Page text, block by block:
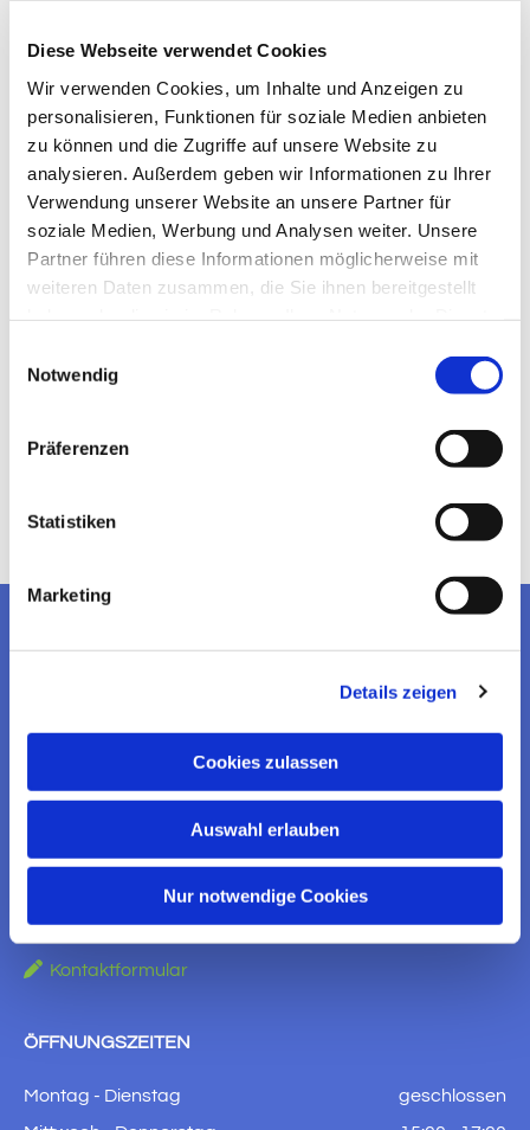
Diese Webseite verwendet Cookies
Wir verwenden Cookies, um Inhalte und Anzeigen zu
personalisieren, Funktionen für soziale Medien anbieten
zu können und die Zugriffe auf unsere Website zu
analysieren. Außerdem geben wir Informationen zu Ihrer
Verwendung unserer Website an unsere Partner für
soziale Medien, Werbung und Analysen weiter. Unsere
Partner führen diese Informationen möglicherweise mit
weiteren Daten zusammen, die Sie ihnen bereitgestellt
Notwendig
Präferenzen
Statistiken
Marketing
Details zeigen
Cookies zulassen
Auswahl erlauben
Nur notwendige Cookies
EV. KIRCHENGEMEINDE
Ev. Kirchengemeinde Witzenhausen
37213 Witzenhausen
+49 5542 910651
 Kontaktformular
ÖFFNUNGSZEITEN
Montag - Dienstag
geschlossen